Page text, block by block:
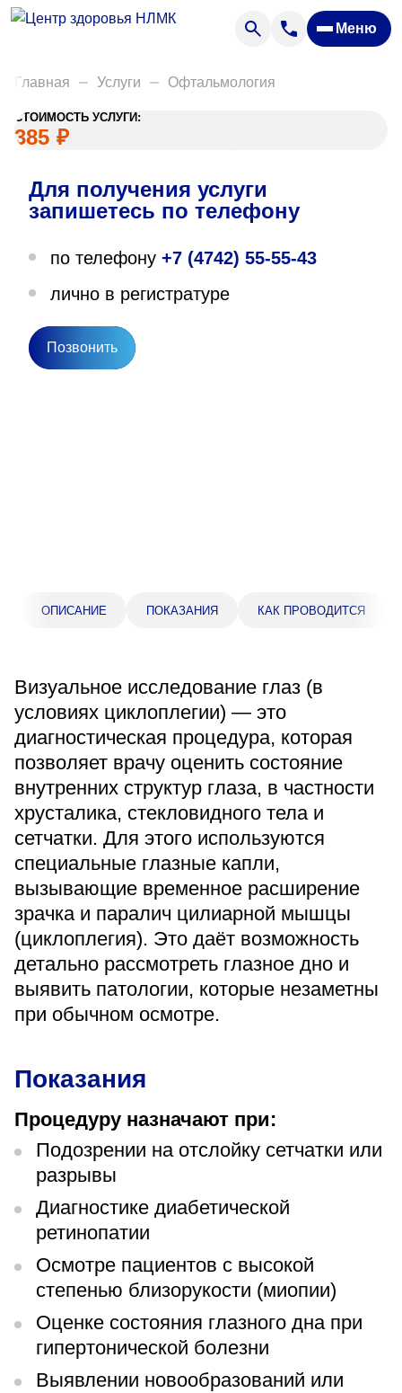
Меню
Анализы
Акции
Пациентам
Вакансии
О нас
Направления деятельности
Адрес
Суббота 08:00–16:00
Регистратура
+7 (4742) 55-55-43
Санаторий-профилакторий
«Парус»
Адрес
399000, г. Липецк, Плехановское лесничество,
Ленинский лесхоз, квартал 67
Понедельник — четверг
перерыв 12:00–12:30
Пятница
08:00–15:45
Администратор
Версия для слабовидящих
Главная Услуги Офтальмология
ОПИСАНИЕ ПОКАЗАНИЯ КАК ПРОВОДИТСЯ
Визуальное исследование глаз (в
условиях циклоплегии) — это
диагностическая процедура, которая
позволяет врачу оценить состояние
внутренних структур глаза, в частности
хрусталика, стекловидного тела и
сетчатки. Для этого используются
специальные глазные капли,
вызывающие временное расширение
зрачка и паралич цилиарной мышцы
(циклоплегия). Это даёт возможность
детально рассмотреть глазное дно и
выявить патологии, которые незаметны
при обычном осмотре.
Показания
Процедуру назначают при:
Подозрении на отслойку сетчатки или
разрывы
Диагностике диабетической
ретинопатии
Осмотре пациентов с высокой
степенью близорукости (миопии)
Оценке состояния глазного дна при
гипертонической болезни
Выявлении новообразований или
СТОИМОСТЬ УСЛУГИ:
385 ₽
Для получения услуги
запишетесь по телефону
по телефону +7 (4742) 55-55-43
лично в регистратуре
Позвонить